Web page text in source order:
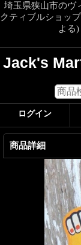
埼玉県狭山市のヴ
クティブルショッ
よる
Jack's
ログイン
商品詳細